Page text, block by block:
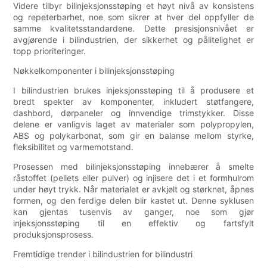
Videre tilbyr bilinjeksjonsstøping et høyt nivå av konsistens
og repeterbarhet, noe som sikrer at hver del oppfyller de
samme kvalitetsstandardene. Dette presisjonsnivået er
avgjørende i bilindustrien, der sikkerhet og pålitelighet er
topp prioriteringer.
Nøkkelkomponenter i bilinjeksjonsstøping
I bilindustrien brukes injeksjonsstøping til å produsere et
bredt spekter av komponenter, inkludert støtfangere,
dashbord, dørpaneler og innvendige trimstykker. Disse
delene er vanligvis laget av materialer som polypropylen,
ABS og polykarbonat, som gir en balanse mellom styrke,
fleksibilitet og varmemotstand.
Prosessen med bilinjeksjonsstøping innebærer å smelte
råstoffet (pellets eller pulver) og injisere det i et formhulrom
under høyt trykk. Når materialet er avkjølt og størknet, åpnes
formen, og den ferdige delen blir kastet ut. Denne syklusen
kan gjentas tusenvis av ganger, noe som gjør
injeksjonsstøping til en effektiv og fartsfylt
produksjonsprosess.
Fremtidige trender i bilindustrien for bilindustri